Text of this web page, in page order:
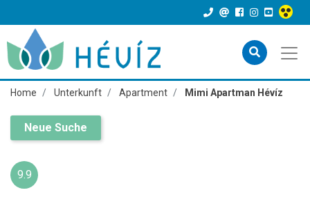
Home Unterkunft Apartment Mimi Apartman Hévíz
Neue Suche
9.9